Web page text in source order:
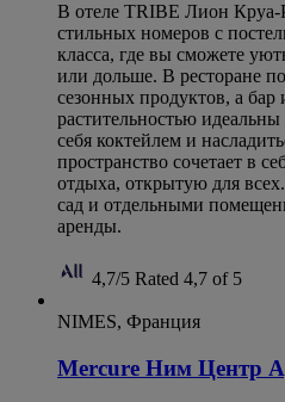
В отеле TRIBE Лион Круа-
стильных номеров с
класса, где вы сможете
или дольше. В ресторане
сезонных продуктов, а
растительностью
себя коктейлем и
пространство сочетает в
отдыха, открытую для
сад и отдельными
аренды.
4,7/5 Rated 4,7 of 5
NIMES, Франция
Mercure Ним Центр